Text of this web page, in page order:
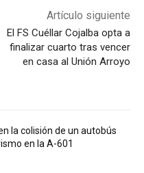
Artículo siguiente
El FS Cuéllar Cojalba opta a
finalizar cuarto tras vencer
en casa al Unión Arroyo
la colisión de un autobús
en la A-601